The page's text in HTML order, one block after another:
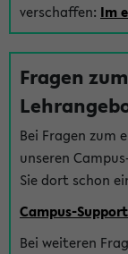
verschaffen: Im
Fragen
Bei Fragen zum
unseren
Sie dort schon
Campus-
Bei weiteren